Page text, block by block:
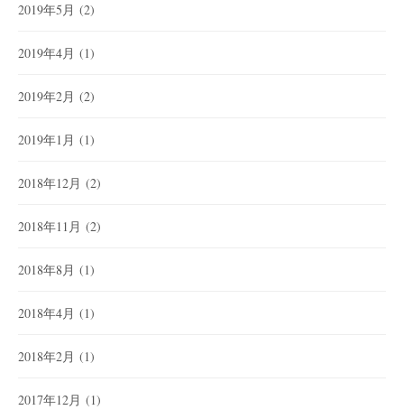
2019年5月 (2)
2019年4月 (1)
2019年2月 (2)
2019年1月 (1)
2018年12月 (2)
2018年11月 (2)
2018年8月 (1)
2018年4月 (1)
2018年2月 (1)
2017年12月 (1)